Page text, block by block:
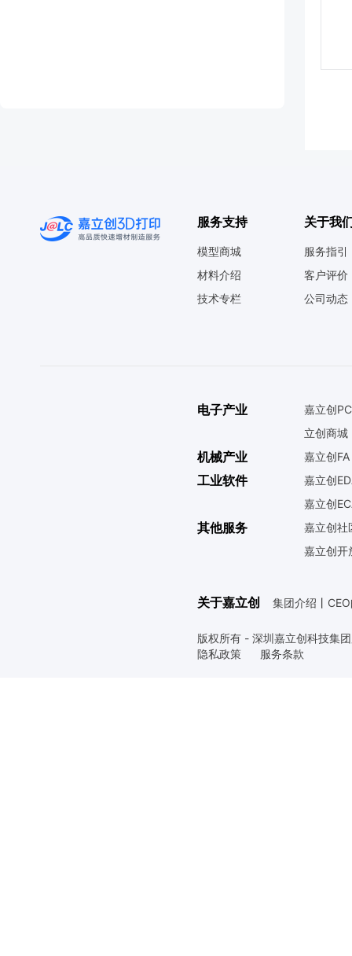
服务支持
模型商城
材料介绍
技术专栏
关于我
服务指引
客户评价
公司动态
电子产业
嘉立创
立创商城
机械产业 嘉立创FA
工业软件
嘉立创
嘉立创
其他服务
嘉立创社
嘉立创开
关于嘉立创 集团介绍 丨
版权所有 - 深圳嘉立创科技集
隐私政策
服务条款